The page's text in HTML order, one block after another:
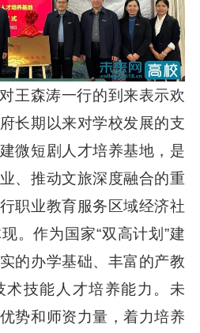
王森涛一行的到来表示欢
长期以来对学校发展的支
微短剧人才培养基地，是
、推动文旅深度融合的重
职业教育服务区域经济社
。作为国家“双高计划”建
的办学基础、丰富的产教
术技能人才培养能力。未
势和师资力量，着力培养